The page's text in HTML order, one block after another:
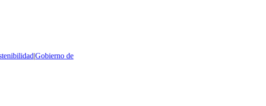
|Gobierno de